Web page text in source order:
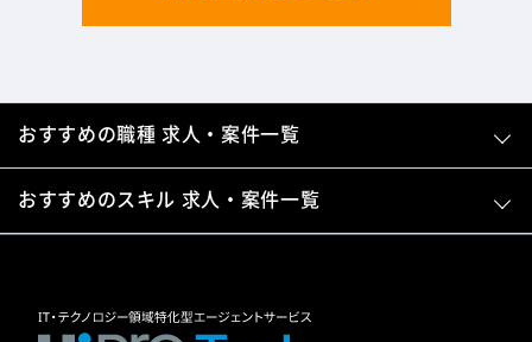
おすすめの職種 求人・案件一覧
おすすめのスキル 求人・案件一覧